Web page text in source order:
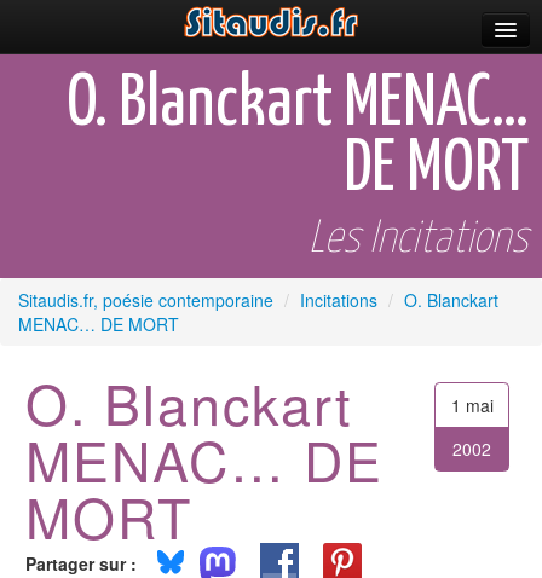
Parutions
Incitations
Auteurs & poètes
Célébrations
Plus
O. Blanckart MENAC…
DE MORT
Les Incitations
Sitaudis.fr, poésie contemporaine / Incitations / O. Blanckart
MENAC… DE MORT
1 mai
2002
O. Blanckart
MENAC… DE
MORT
Partager sur :